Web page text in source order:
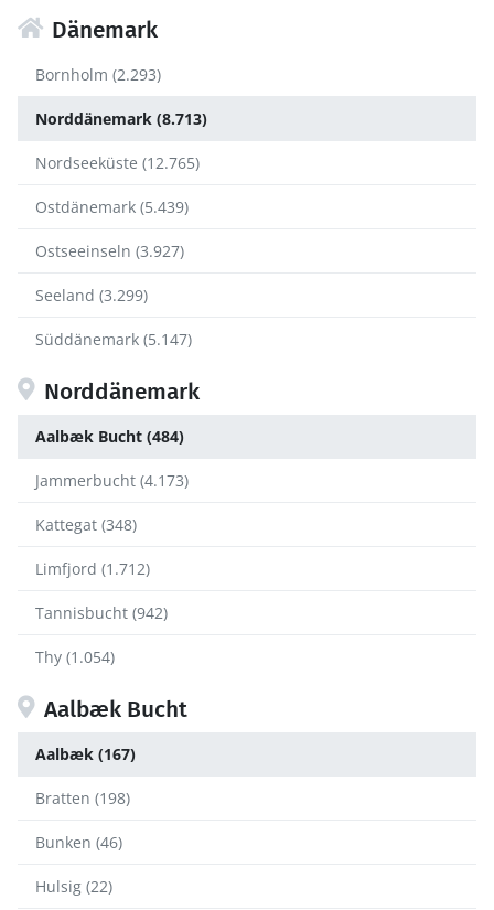
Dänemark
Bornholm (2.293)
Norddänemark (8.713)
Nordseeküste (12.765)
Ostdänemark (5.439)
Ostseeinseln (3.927)
Seeland (3.299)
Süddänemark (5.147)
Norddänemark
Aalbæk Bucht (484)
Jammerbucht (4.173)
Kattegat (348)
Limfjord (1.712)
Tannisbucht (942)
Thy (1.054)
Aalbæk Bucht
Aalbæk (167)
Bratten (198)
Bunken (46)
Hulsig (22)